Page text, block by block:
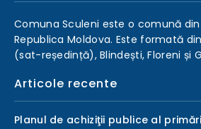
Comuna Sculeni este o comună
Republica Moldova. Este formată
(sat-reședință), Blindești, Floreni și
Articole recente
Planul de achiziţii publice al